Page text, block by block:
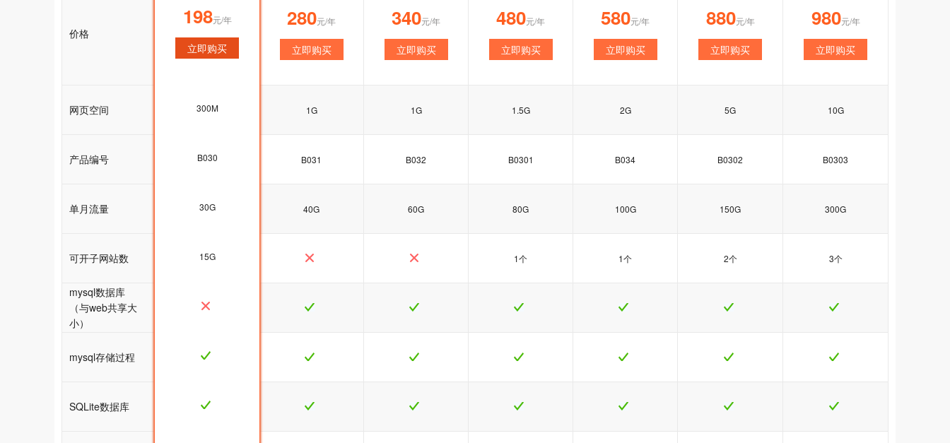
价格
198元/年
立即购买
280元/年
立即购买
340元/年
立即购买
480元/年
立即购买
580元/年
立即购买
880元/年
立即购买
980元/年
立即购买
网页空间 500M 1G 1G 1.5G 2G 5G 10G
产品编号 B030 B031 B032 B0301 B034 B0302 B0303
单月流量 30G 40G 60G 80G 100G 150G 300G
可开子网站数 1个 1个 2个 3个
mysql数据库
（与web共享大
小）
mysql存储过程
SQLite数据库
198元/年
立即购买
300M
B030
30G
15G